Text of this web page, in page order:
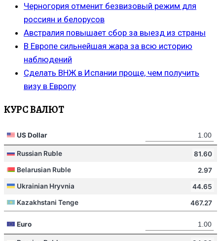
Черногория отменит безвизовый режим для
россиян и белорусов
Австралия повышает сбор за выезд из страны
В Европе сильнейшая жара за всю историю
наблюдений
Сделать ВНЖ в Испании проще, чем получить
визу в Европу
КУРС ВАЛЮТ